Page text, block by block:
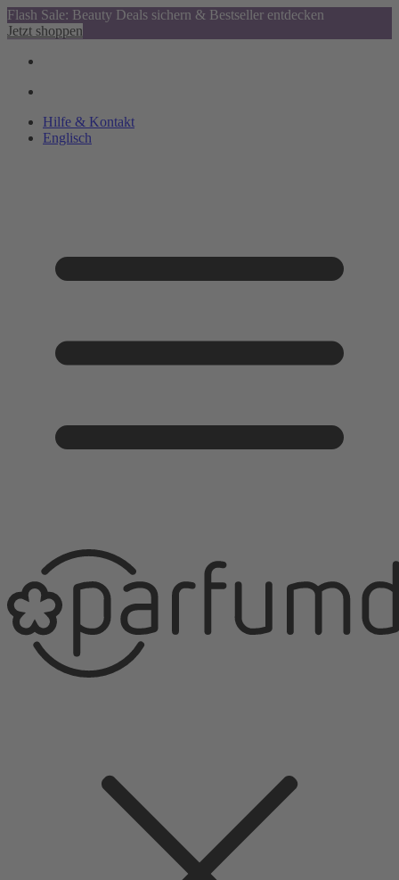
Flash Sale: Beauty Deals sichern & Bestseller entdecken
Jetzt shoppen
Hilfe & Kontakt
Englisch